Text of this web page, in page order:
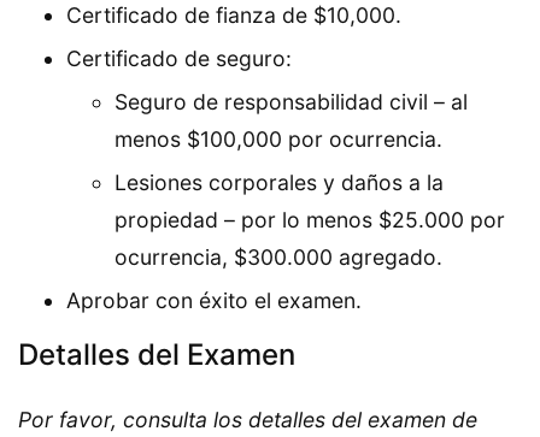
Certificado de fianza de $10,000.
Certificado de seguro:
Seguro de responsabilidad civil – al
menos $100,000 por ocurrencia.
Lesiones corporales y daños a la
propiedad – por lo menos $25.000 por
ocurrencia, $300.000 agregado.
Aprobar con éxito el examen.
Detalles del Examen
Por favor, consulta los detalles del examen de